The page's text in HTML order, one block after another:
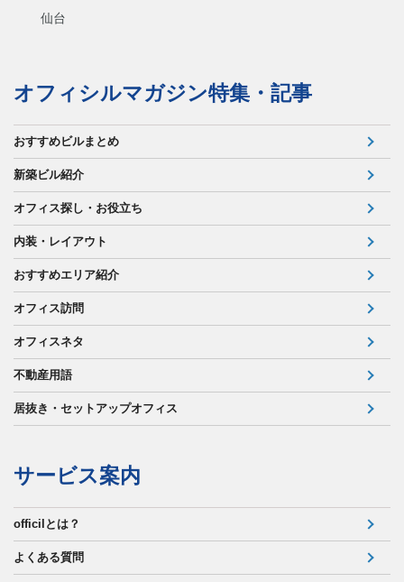
仙台
オフィシルマガジン特集・記事
おすすめビルまとめ
新築ビル紹介
オフィス探し・お役立ち
内装・レイアウト
おすすめエリア紹介
オフィス訪問
オフィスネタ
不動産用語
居抜き・セットアップオフィス
サービス案内
officilとは？
よくある質問